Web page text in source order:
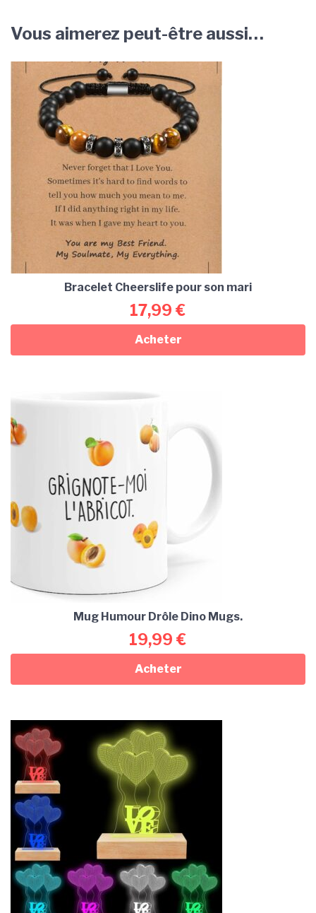
Vous aimerez peut-être aussi…
Bracelet Cheerslife pour son mari
17,99 €
Acheter
Mug Humour Drôle Dino Mugs.
19,99 €
Acheter